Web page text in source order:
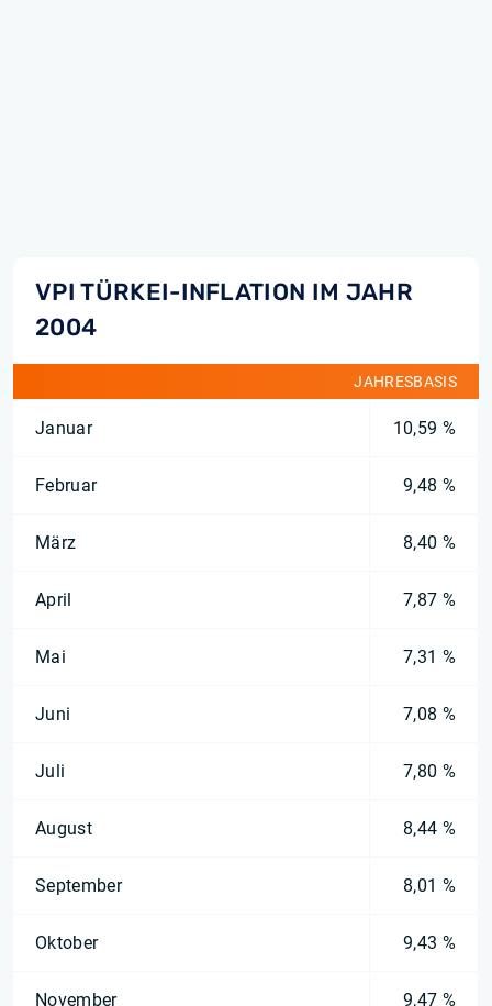
VPI TÜRKEI-INFLATION IM JAHR
2004
JAHRESBASIS
Januar 10,59 %
Februar 9,48 %
März 8,40 %
April 7,87 %
Mai 7,31 %
Juni 7,08 %
Juli 7,80 %
August 8,44 %
September 8,01 %
Oktober 9,43 %
November 9,47 %